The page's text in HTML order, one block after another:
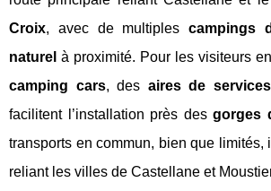
Croix, avec de multiplescampings
naturel à proximité. Pour les visiteurs
camping cars, des aires de services
facilitent l’installation près desgorges
transports en commun, bien que limités,
reliant les villes de Castellane et